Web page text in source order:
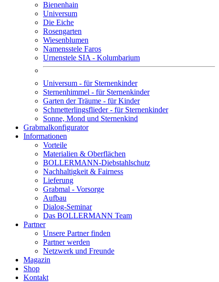
Bienenhain
Universum
Die Eiche
Rosengarten
Wiesenblumen
Namensstele Faros
Urnenstele SIA - Kolumbarium
Universum - für Sternenkinder
Sternenhimmel - für Sternenkinder
Garten der Träume - für Kinder
Schmetterlingsflieder - für Sternenkinder
Sonne, Mond und Sternenkind
Grabmalkonfigurator
Informationen
Vorteile
Materialien & Oberflächen
BOLLERMANN-Diebstahlschutz
Nachhaltigkeit & Fairness
Lieferung
Grabmal - Vorsorge
Aufbau
Dialog-Seminar
Das BOLLERMANN Team
Partner
Unsere Partner finden
Partner werden
Netzwerk und Freunde
Magazin
Shop
Kontakt